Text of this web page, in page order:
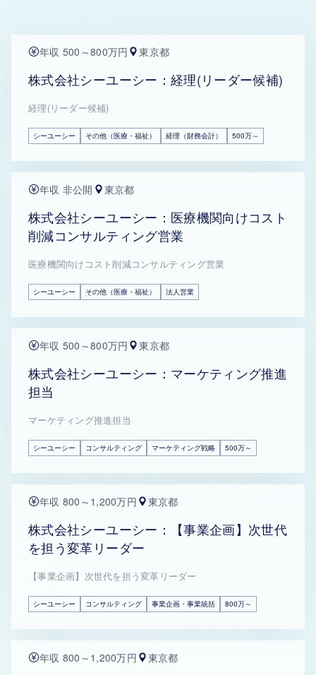
年収 500～800万円 東京都
株式会社シーユーシー：経理(リーダー候補)
経理(リーダー候補)
シーユーシー その他（医療・福祉） 経理（財務会計） 500万～
年収 非公開 東京都
株式会社シーユーシー：医療機関向けコスト
削減コンサルティング営業
医療機関向けコスト削減コンサルティング営業
シーユーシー その他（医療・福祉） 法人営業
年収 500～800万円 東京都
株式会社シーユーシー：マーケティング推進
担当
マーケティング推進担当
シーユーシー コンサルティング マーケティング戦略 500万～
年収 800～1,200万円 東京都
株式会社シーユーシー：【事業企画】次世代
を担う変革リーダー
【事業企画】次世代を担う変革リーダー
シーユーシー コンサルティング 事業企画・事業統括 800万～
年収 800～1,200万円 東京都